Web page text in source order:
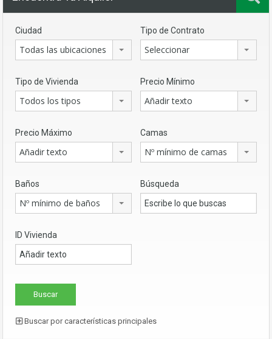
Ciudad
Todas las ubicaciones
Tipo de Contrato
Seleccionar
Tipo de Vivienda
Todos los tipos
Precio Mínimo
Añadir texto
Precio Máximo
Añadir texto
Camas
Nº mínimo de camas
Baños
Nº mínimo de baños
Búsqueda
ID Vivienda
Buscar por características principales